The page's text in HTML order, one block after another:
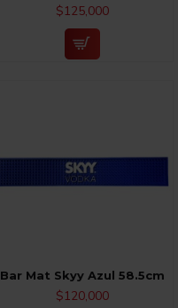
$125,000
Bar Mat Skyy Azul 58.5cm
$120,000